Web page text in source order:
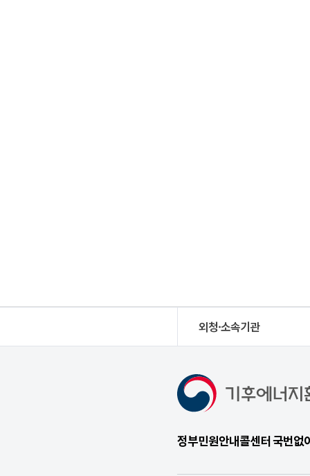
외청·소속기관
정부민원안내콜센터 국번